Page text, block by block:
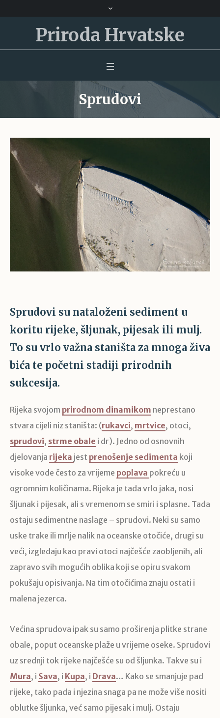
Priroda Hrvatske
Sprudovi
Sprudovi su nataloženi sediment u
koritu rijeke, šljunak, pijesak ili mulj.
To su vrlo važna staništa za mnoga živa
bića te početni stadiji prirodnih
sukcesija.
Rijeka svojom prirodnom dinamikom neprestano
stvara cijeli niz staništa: (rukavci, mrtvice, otoci,
sprudovi, strme obale i dr). Jedno od osnovnih
djelovanja rijeka jest prenošenje sedimenta koji
visoke vode često za vrijeme poplava pokreću u
ogromnim količinama. Rijeka je tada vrlo jaka, nosi
šljunak i pijesak, ali s vremenom se smiri i splasne. Tada
ostaju sedimentne naslage – sprudovi. Neki su samo
uske trake ili mrlje nalik na oceanske otočiće, drugi su
veći, izgledaju kao pravi otoci najčešće zaobljenih, ali
zapravo svih mogućih oblika koji se opiru svakom
pokušaju opisivanja. Na tim otočićima znaju ostati i
malena jezerca.
Većina sprudova ipak su samo proširenja plitke strane
obale, poput oceanske plaže u vrijeme oseke. Sprudovi
uz srednji tok rijeke najčešće su od šljunka. Takve su i
Mura, i Sava, i Kupa, i Drava… Kako se smanjuje pad
rijeke, tako pada i njezina snaga pa ne može više nositi
oblutke šljunka, već samo pijesak i mulj. Ostaju